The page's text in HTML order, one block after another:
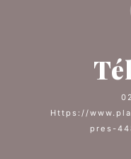
https://www.planity.com/salon-des-verts-
pres-